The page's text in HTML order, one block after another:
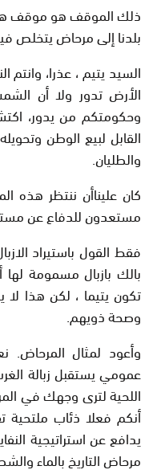
ذلك الموقف هو موقف
بلدنا إلى مرحاض يتخلص
السيد يتيم ، عذرا،
الأرض تدور ولا أن
وحكومتكم من يدور،
القابل لبيع الوطن
والطليان.
كان عليناأن ننتظر هذه
مستعدون للدفاع عن
فقط القول باستيراد
بالك بازبال مسمومة
تكون يتيما ، لكن هذا
وصحة ذويهم.
وأعود لمثال المرحاض.
عمومي يستقبل زبالة
اللحية لترى وجهك في
أنكم فعلا ذئاب ملتحية
يدافع عن استراتيجية
مرحاض التاريخ بالماء